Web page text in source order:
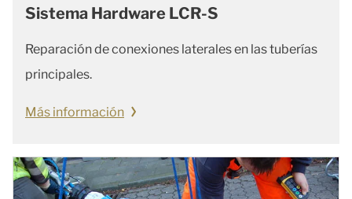
Sistema Hardware LCR-S
Reparación de conexiones laterales en las tuberías
principales.
Más información